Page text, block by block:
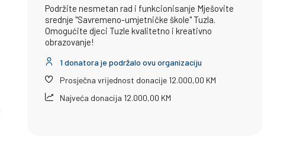
Podržite nesmetan rad i funkcionisanje Mješovite
srednje "Savremeno-umjetničke škole" Tuzla.
Omogućite djeci Tuzle kvalitetno i kreativno
obrazovanje!
1 donatora je podržalo ovu organizaciju
Prosječna vrijednost donacije 12.000,00 KM
Najveća donacija 12.000,00 KM